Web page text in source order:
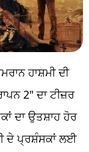
ਹਾਸ਼ਮੀ ਦੀ
2" ਦਾ ਟੀਜ਼ਰ
ਦਾ ਉਤਸ਼ਾਹ ਹੋਰ
ਦੇ ਪ੍ਰਸ਼ੰਸਕਾਂ ਲਈ